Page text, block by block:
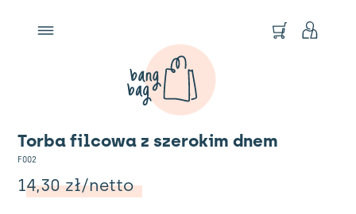
Torba filcowa z szerokim dnem
F002
14,30zł/netto